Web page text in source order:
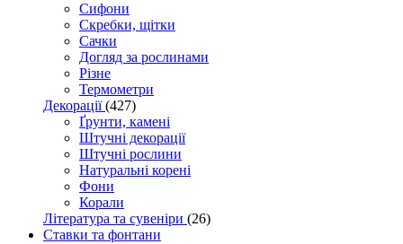
Сифони
Скребки, щітки
Сачки
Догляд за рослинами
Різне
Термометри
Декорації(427)
Ґрунти, камені
Штучні декорації
Штучні рослини
Натуральні корені
Фони
Корали
Література та сувеніри (26)
Ставки та фонтани